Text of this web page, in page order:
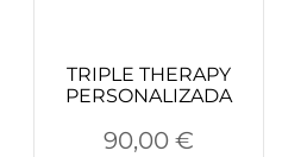
TRIPLE THERAPY
PERSONALIZADA
90,00 €